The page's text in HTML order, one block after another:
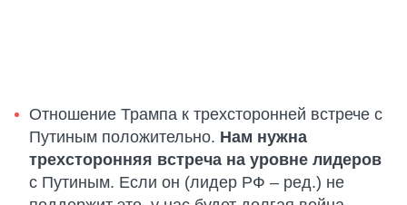
Отношение Трампа к трехсторонней встрече с
Путиным положительно. Нам нужна
трехсторонняя встреча на уровне лидеров
с Путиным. Если он (лидер РФ – ред.) не